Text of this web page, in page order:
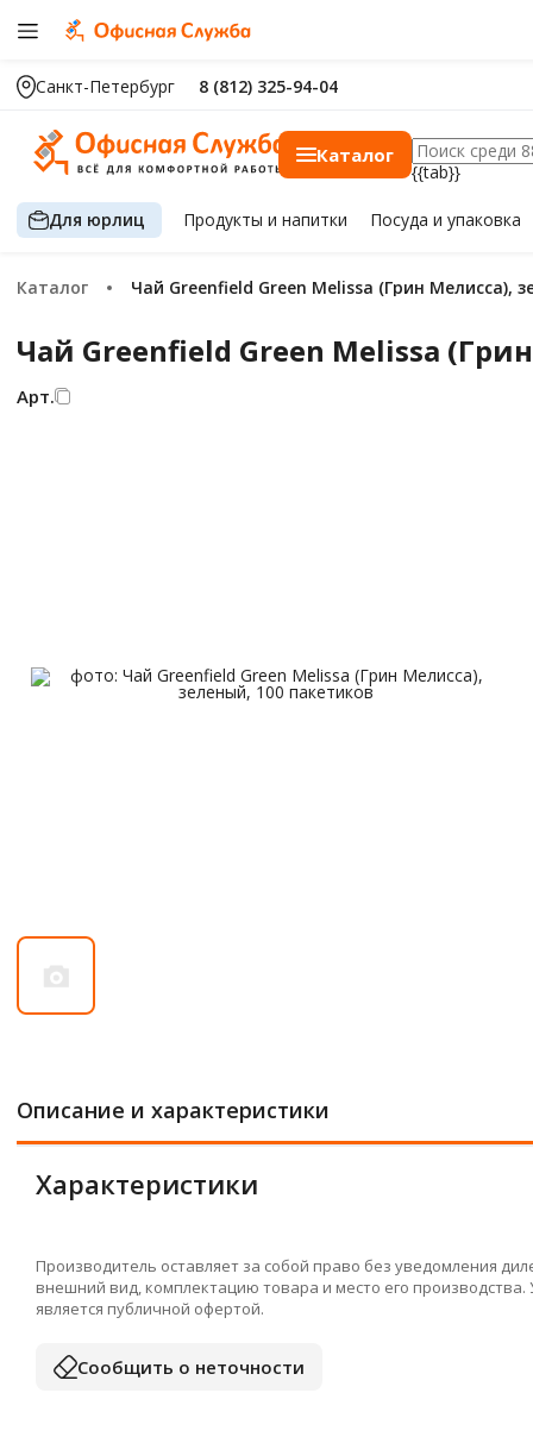
Санкт-Петербург 8 (812) 325-94-04
Каталог
{{tab}}
Для юрлиц Продуктыи напитки Посуда и упаковка
Каталог Чай Greenfield Green Melissa (Грин Мелисса),
Чай Greenfield Green Melissa
Арт.
Описание и характеристики
Характеристики
Производитель оставляет за собой право без уведомления
внешний вид, комплектацию товара и место его
является публичной офертой.
Сообщить о неточности